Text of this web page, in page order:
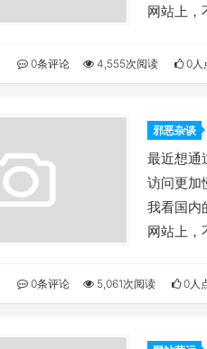
网站上
0条评论 4,555次阅读 0人
邪恶杂谈
决呢？
最近想通
访问更加
我看国内
网站上
0条评论 5,061次阅读 0人